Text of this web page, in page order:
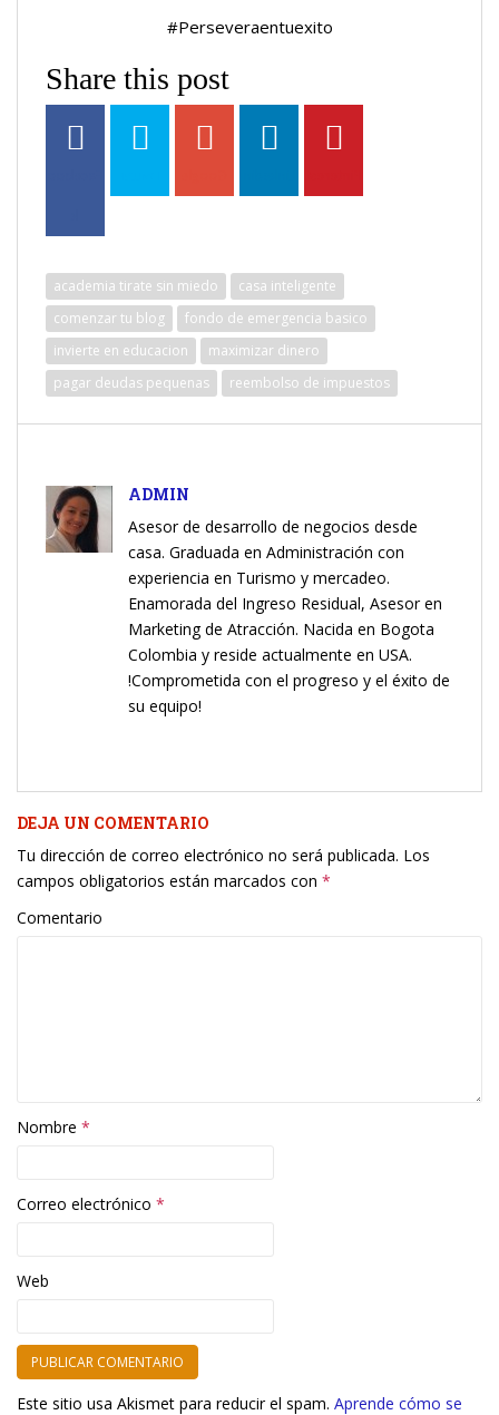
#Perseveraentuexito
Share this post
academia tirate sin miedo
casa inteligente
comenzar tu blog
fondo de emergencia basico
invierte en educacion
maximizar dinero
pagar deudas pequenas
reembolso de impuestos
ADMIN
Asesor de desarrollo de negocios desde
casa. Graduada en Administración con
experiencia en Turismo y mercadeo.
Enamorada del Ingreso Residual, Asesor en
Marketing de Atracción. Nacida en Bogota
Colombia y reside actualmente en USA.
!Comprometida con el progreso y el éxito de
su equipo!
DEJA UN COMENTARIO
Tu dirección de correo electrónico no será publicada. Los
campos obligatorios están marcados con *
Comentario
Nombre *
Correo electrónico *
Web
Este sitio usa Akismet para reducir el spam. Aprende cómo se